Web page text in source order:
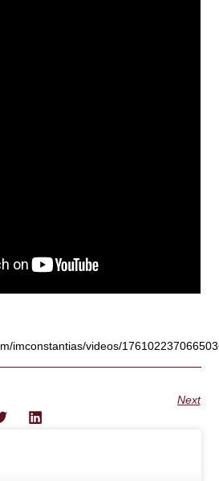
imconstantias/videos/
Next